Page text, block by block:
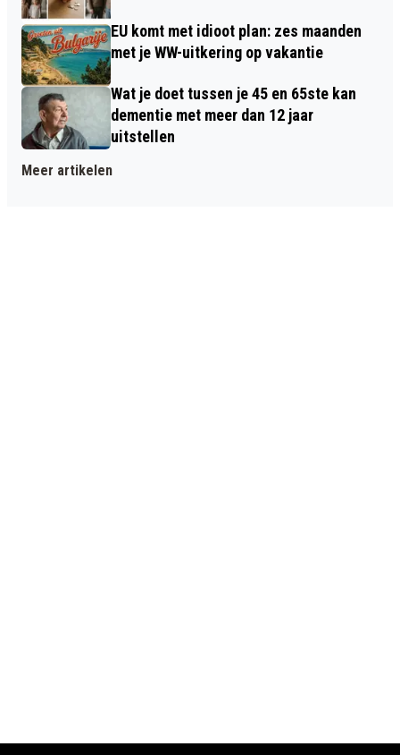
EU komt met idioot plan: zes maanden
met je WW-uitkering op vakantie
Wat je doet tussen je 45 en 65ste kan
dementie met meer dan 12 jaar
uitstellen
Meer artikelen